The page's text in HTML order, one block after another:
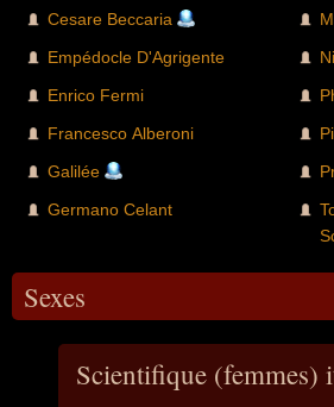
Cesare Beccaria
Empédocle D'Agrigente
Enrico Fermi
Francesco Alberoni
Galilée
Germano Celant
Sexes
Scientifique (femmes)